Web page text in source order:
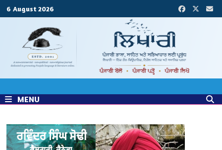
6 August 2026
MENU